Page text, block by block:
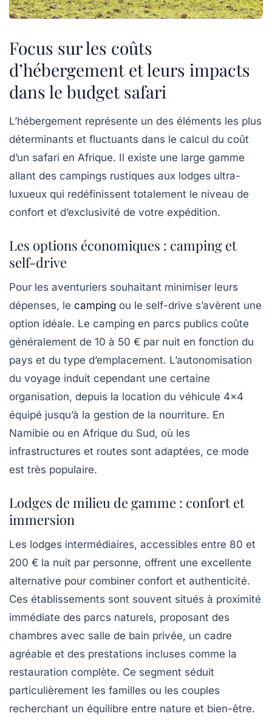
Focus sur les coûts
d’hébergement et leurs impacts
dans le budget safari
L’hébergement représente un des éléments les plus
déterminants et fluctuants dans le calcul du coût
d’un safari en Afrique. Il existe une large gamme
allant des campings rustiques aux lodges ultra-
luxueux qui redéfinissent totalement le niveau de
confort et d’exclusivité de votre expédition.
Les options économiques : camping et
self-drive
Pour les aventuriers souhaitant minimiser leurs
dépenses, le camping ou le self-drive s’avèrent une
option idéale. Le camping en parcs publics coûte
généralement de 10 à 50 € par nuit en fonction du
pays et du type d’emplacement. L’autonomisation
du voyage induit cependant une certaine
organisation, depuis la location du véhicule 4×4
équipé jusqu’à la gestion de la nourriture. En
Namibie ou en Afrique du Sud, où les
infrastructures et routes sont adaptées, ce mode
est très populaire.
Lodges de milieu de gamme : confort et
immersion
Les lodges intermédiaires, accessibles entre 80 et
200 € la nuit par personne, offrent une excellente
alternative pour combiner confort et authenticité.
Ces établissements sont souvent situés à proximité
immédiate des parcs naturels, proposant des
chambres avec salle de bain privée, un cadre
agréable et des prestations incluses comme la
restauration complète. Ce segment séduit
particulièrement les familles ou les couples
recherchant un équilibre entre nature et bien-être.